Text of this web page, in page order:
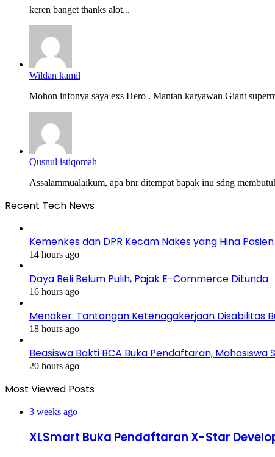
keren banget thanks alot...
Wildan kamil
Mohon infonya saya exs Hero . Mantan karyawan Giant
Qusnul istiqomah
Assalammualaikum, apa bnr ditempat bapak inu sdng
Recent Tech News
Kemenkes dan DPR Kecam Nakes yang Hina
14 hours ago
Daya Beli Belum Pulih, Pajak E-Commerce Ditunda
16 hours ago
Menaker: Tantangan Ketenagakerjaan Disabilitas
18 hours ago
Beasiswa Bakti BCA Buka Pendaftaran, Mahasiswa
20 hours ago
Most Viewed Posts
3 weeks ago
XLSmart Buka Pendaftaran X-Star